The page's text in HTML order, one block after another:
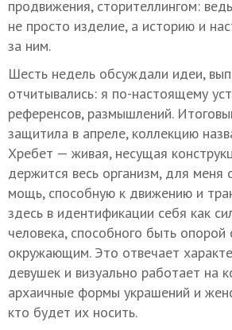
продвижения, сторителлингом:
не просто изделие, а историю и
за ним.
Шесть недель обсуждали идеи,
отчитывались: я по-настоящему
референсов, размышлений.
защитила в апреле, коллекцию
Хребет — живая, несущая
держится весь организм, для меня
мощь, способную к движению и
здесь в идентификации себя как
человека, способного быть опорой
окружающим. Это отвечает
девушек и визуально работает на
архаичные формы украшений и
кто будет их носить.